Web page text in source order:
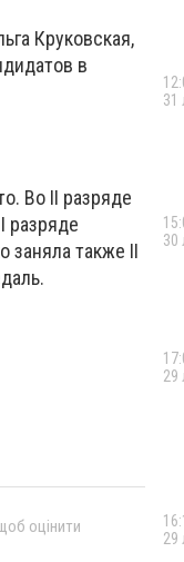
Круковская,
в
Во II разряде
разряде
заняла также II
оцінити
31
30
29
29